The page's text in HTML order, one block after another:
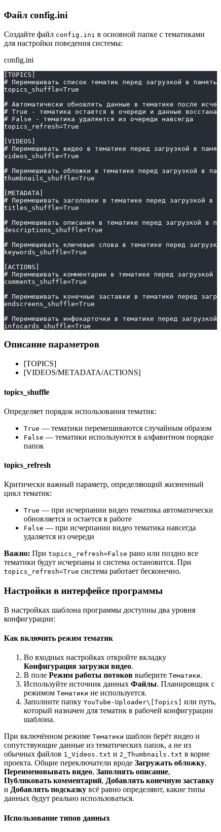
Файл config.ini
Создайте файл config.ini в основной папке с тематиками
для настройки поведения системы:
config.ini
[TOPICS]
# Перемешивать список тематик перед загрузкой в память
topics_shuffle=True
# Автоматически обновлять данные в тематике после
# True - тематика остается в очереди и данные
# False - тематика удаляется из очереди навсегда
topics_refresh=True
[VIDEOS]
# Перемешивать видео в тематике перед загрузкой в
videos_shuffle=True
# Перемешивать обложки в тематике перед загрузкой в
thumbnails_shuffle=True
[METADATA]
# Перемешивать заголовки в тематике перед загрузкой в
titles_shuffle=True
# Перемешивать описания в тематике перед загрузкой в
descriptions_shuffle=True
# Перемешивать ключевые слова в тематике перед
keywords_shuffle=True
[ACTIONS]
# Перемешивать комментарии в тематике перед загрузкой
comments_shuffle=True
# Перемешивать конечные заставки в тематике перед
endscreens_shuffle=True
# Перемешивать инфокарточки в тематике перед загрузкой
infocards_shuffle=True
Описание параметров
[TOPICS]
[VIDEOS/METADATA/ACTIONS]
topics_shuffle
Определяет порядок использования тематик:
True — тематики перемешиваются случайным образом
False — тематики используются в алфавитном порядке
папок
topics_refresh
Критически важный параметр, определяющий жизненный
цикл тематик:
True — при исчерпании видео тематика автоматически
обновляется и остается в работе
False — при исчерпании видео тематика навсегда
удаляется из очереди
Важно: При topics_refresh=False рано или поздно все
тематики будут исчерпаны и система остановится. При
topics_refresh=True система работает бесконечно.
Настройки в интерфейсе программы
В настройках шаблона программы доступны два уровня
конфигурации:
Как включить режим тематик
Во входных настройках откройте вкладку
Конфигурация загрузки видео.
В поле Режим работы потоков выберите Тематики.
Используйте источник данных Файлы. Планировщик с
режимом Тематики не используется.
Заполните папку YouTube-Uploader\[Topics]
или путь,
который назначен для тематик в рабочей конфигурации
шаблона.
При включённом режиме Тематики шаблон берёт видео и
сопутствующие данные из тематических папок, а не из
обычных файлов 1_Videos.txt и 2_Thumbnails.txt в корне
проекта. Общие переключатели вроде Загружать обложку,
Переименовывать видео, Заполнять описание,
Публиковать комментарий, Добавлять конечную заставку
и Добавлять подсказку всё равно определяют, какие типы
данных будут реально использоваться.
Использование типов данных